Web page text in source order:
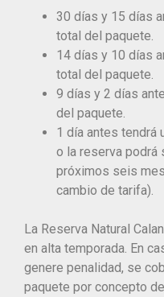
30 días y 15 días
total del paquete.
14 días y 10 días
total del paquete.
9 días y 2 días
del paquete.
1 día antes tendrá
o la reserva podrá
próximos seis
cambio de tarifa).
La Reserva Natural
en alta temporada. En
genere penalidad, se
paquete por concepto